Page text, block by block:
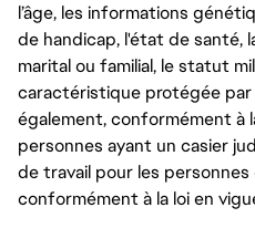
l’âge, les informations
de handicap, l'état de santé,
marital ou familial, le statut
caractéristique protégée par
également, conformément à
personnes ayant un casier
de travail pour les
conformément à la loi en